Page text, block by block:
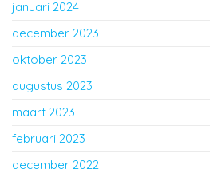
januari 2024
december 2023
oktober 2023
augustus 2023
maart 2023
februari 2023
december 2022